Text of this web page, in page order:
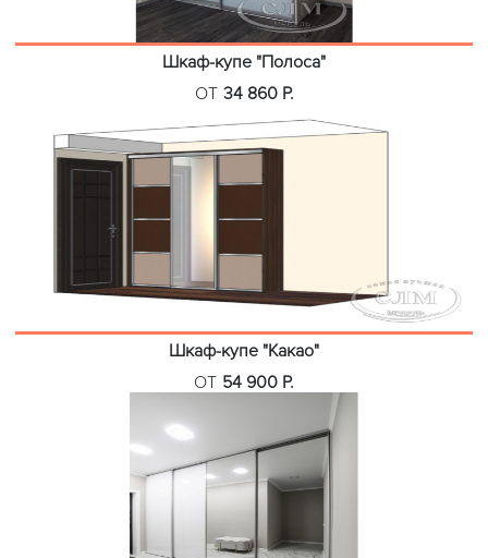
Шкаф-купе "Полоса"
ОТ 34 860 Р.
Шкаф-купе "Какао"
ОТ 54 900 Р.